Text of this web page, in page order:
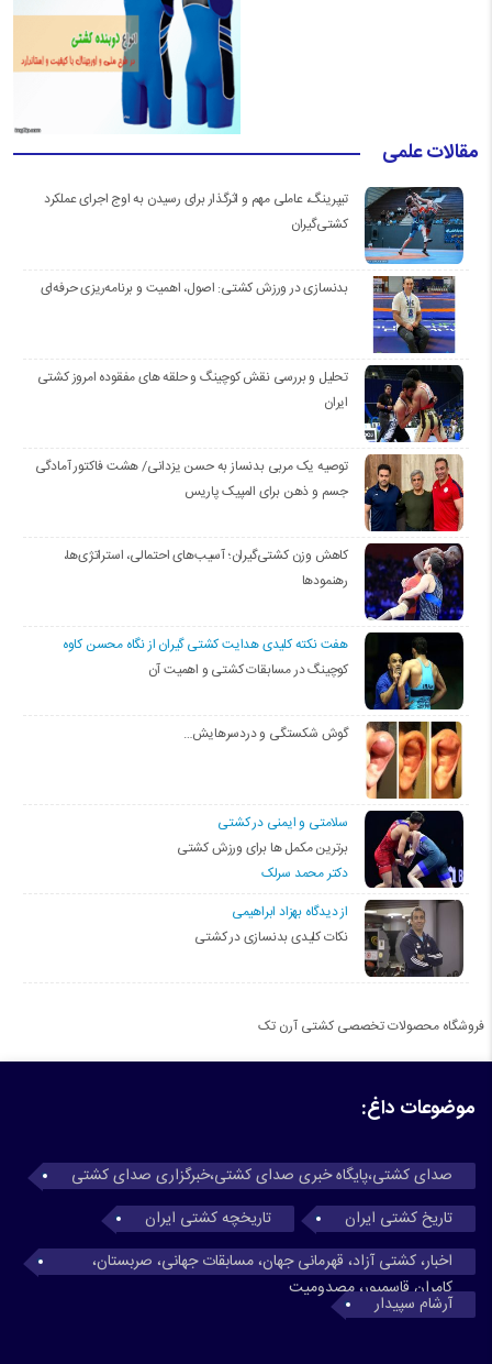
مقالات علمی
تیپرینگ، عاملی مهم و اثرگذار برای رسیدن به اوج اجرای عملکرد
کشتی‌گیران
بدنسازی در ورزش کشتی: اصول، اهمیت و برنامه‌ریزی حرفه‌ای
تحلیل و بررسی نقش کوچینگ و حلقه های مفقوده امروز کشتی
ایران
توصیه یک مربی بدنساز به حسن یزدانی/ هشت فاکتور آمادگی
جسم و ذهن برای المپیک پاریس
کاهش وزن کشتی‌گیران؛ آسیب‌های احتمالی، استراتژی‌ها،
رهنمودها
هفت نکته کلیدی هدایت کشتی گیران از نگاه محسن کاوه
کوچینگ در مسابقات کشتی و اهمیت آن
گوش شکستگی و دردسرهایش…
سلامتی و ایمنی در کشتی
برترین مکمل ها برای ورزش کشتی
دکتر محمد سرلک
از دیدگاه بهزاد ابراهیمی
نکات کلیدی بدنسازی در کشتی
فروشگاه محصولات تخصصی کشتی آرن تک
موضوعات داغ:
صدای کشتی،پایگاه خبری صدای کشتی،خبرگزاری صدای کشتی
تاریخ کشتی ایران
تاریخچه کشتی ایران
اخبار، کشتی آزاد، قهرمانی جهان، مسابقات جهانی، صربستان،
کامران قاسمپور، مصدومیت
آرشام سپیدار